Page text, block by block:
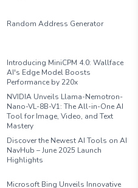
Random Address Generator
Introducing MiniCPM 4.0: Wallface
AI's Edge Model Boosts
Performance by 220x
NVIDIA Unveils Llama-Nemotron-
Nano-VL-8B-V1: The All-in-One AI
Tool for Image, Video, and Text
Mastery
Discover the Newest AI Tools on AI
NavHub – June 2025 Launch
Highlights
Microsoft Bing Unveils Innovative